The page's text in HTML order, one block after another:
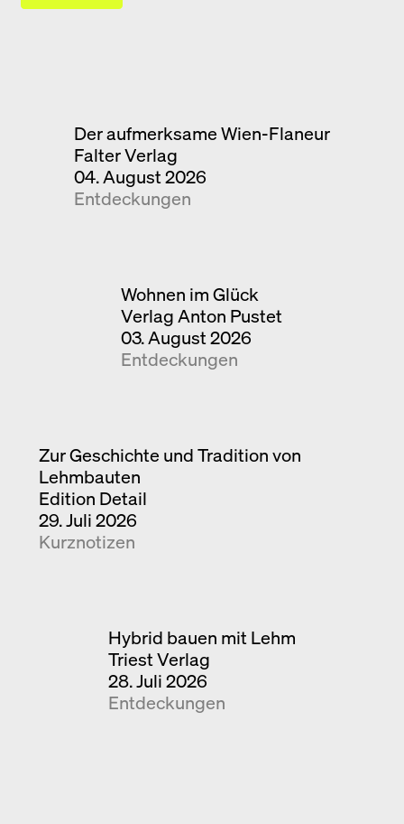
Der aufmerksame Wien-Flaneur
Falter Verlag
04. August 2026
Entdeckungen
Wohnen im Glück
Verlag Anton Pustet
03. August 2026
Entdeckungen
Zur Geschichte und Tradition von
Lehmbauten
Edition Detail
29. Juli 2026
Kurznotizen
Hybrid bauen mit Lehm
Triest Verlag
28. Juli 2026
Entdeckungen